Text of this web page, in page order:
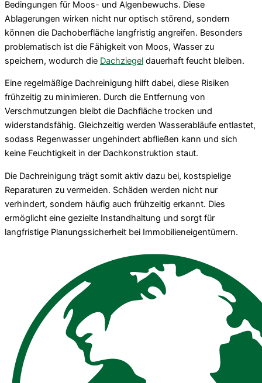
Bedingungen für Moos- und Algenbewuchs. Diese
Ablagerungen wirken nicht nur optisch störend, sondern
können die Dachoberfläche langfristig angreifen. Besonders
problematisch ist die Fähigkeit von Moos, Wasser zu
speichern, wodurch die Dachziegel dauerhaft feucht bleiben.
Eine regelmäßige Dachreinigung hilft dabei, diese Risiken
frühzeitig zu minimieren. Durch die Entfernung von
Verschmutzungen bleibt die Dachfläche trocken und
widerstandsfähig. Gleichzeitig werden Wasserabläufe entlastet,
sodass Regenwasser ungehindert abfließen kann und sich
keine Feuchtigkeit in der Dachkonstruktion staut.
Die Dachreinigung trägt somit aktiv dazu bei, kostspielige
Reparaturen zu vermeiden. Schäden werden nicht nur
verhindert, sondern häufig auch frühzeitig erkannt. Dies
ermöglicht eine gezielte Instandhaltung und sorgt für
langfristige Planungssicherheit bei Immobilieneigentümern.